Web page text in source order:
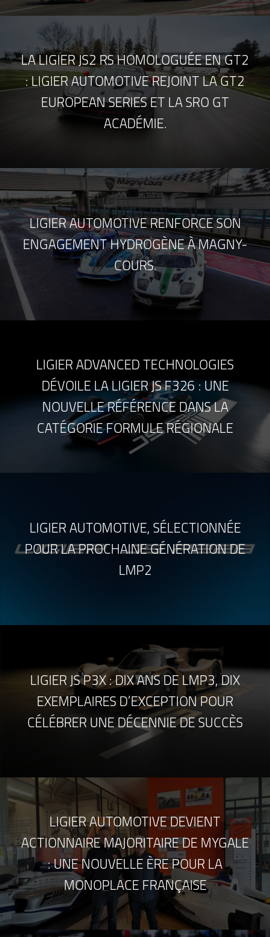
LA LIGIER JS2 RS HOMOLOGUÉE EN GT2
: LIGIER AUTOMOTIVE REJOINT LA GT2
EUROPEAN SERIES ET LA SRO GT
ACADÉMIE.
LIGIER AUTOMOTIVE RENFORCE SON
ENGAGEMENT HYDROGÈNE À MAGNY-
COURS.
LIGIER ADVANCED TECHNOLOGIES
DÉVOILE LA LIGIER JS F326 : UNE
NOUVELLE RÉFÉRENCE DANS LA
CATÉGORIE FORMULE RÉGIONALE
LIGIER AUTOMOTIVE, SÉLECTIONNÉE
POUR LA PROCHAINE GÉNÉRATION DE
LMP2
LIGIER JS P3X : DIX ANS DE LMP3, DIX
EXEMPLAIRES D’EXCEPTION POUR
CÉLÉBRER UNE DÉCENNIE DE SUCCÈS
LIGIER AUTOMOTIVE DEVIENT
ACTIONNAIRE MAJORITAIRE DE MYGALE
: UNE NOUVELLE ÈRE POUR LA
MONOPLACE FRANÇAISE